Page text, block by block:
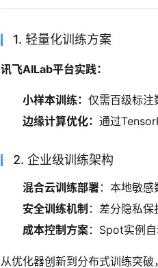
1. 轻量化训练方案
讯飞AILab平台实践：
小样本训练：仅需百级标注
边缘计算优化：通过
2. 企业级训练架构
混合云训练部署：本地敏
安全训练机制 ：差分隐私
成本控制方案：Spot实例
从优化器创新到分布式训练突